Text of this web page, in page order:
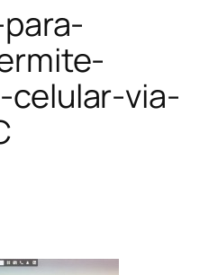
celular-via-